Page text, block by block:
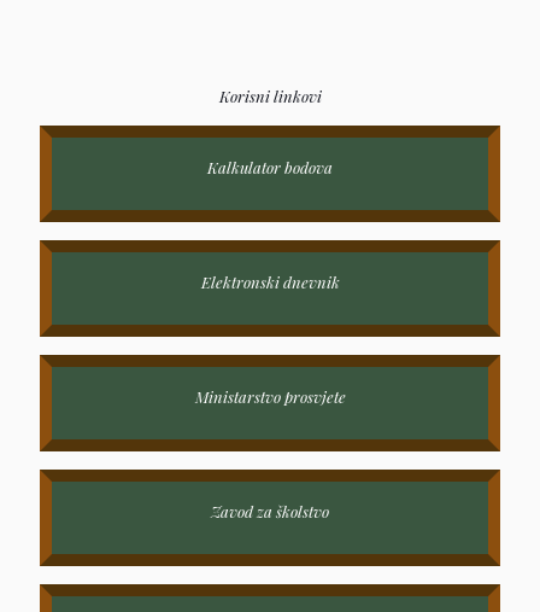
Korisni linkovi
Kalkulator bodova
Elektronski dnevnik
Ministarstvo prosvjete
Zavod za školstvo